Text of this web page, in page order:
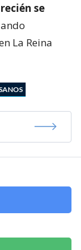
recién se
La Reina